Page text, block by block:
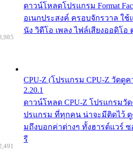
ดาวน์โหลดโปรแกรม Format
อเนกประสงค์ ครอบจักรวาล ใ
นัง วิดีโอ เพลง ไฟล์เสียงออดิโอ
CPU-Z (โปรแกรม CPU-Z วัดดู
2.20.1
ดาวน์โหลด CPU-Z โปรแกรมวั
ปรแกรม ที่ทุกคน น่าจะมีติดไว้ ดู
มถึงบอกค่าต่างๆ ทั้งฮารด์แวร์
รี